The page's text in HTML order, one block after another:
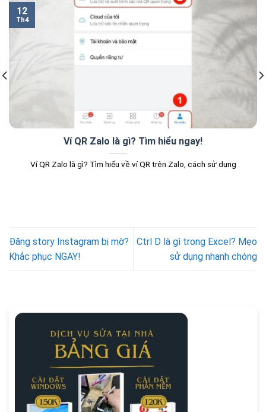
Ví QR Zalo là gì? Tìm hiểu ngay!
Ví QR Zalo là gì? Tìm hiểu về ví QR trên Zalo, cách sử dụng
12
Th4
Đăng story Instagram bị mờ?
Khắc phục NGAY!
Ctrl D là gì trong Excel? Mẹo
sử dụng nhanh chóng